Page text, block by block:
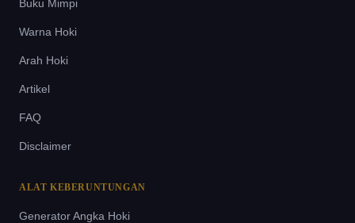
Buku Mimpi
Warna Hoki
Arah Hoki
Artikel
FAQ
Disclaimer
ALAT KEBERUNTUNGAN
Generator Angka Hoki